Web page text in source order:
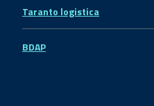
Taranto logistica
BDAP